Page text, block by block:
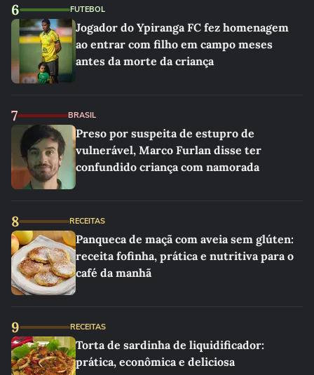
6 FUTEBOL
Jogador do Ypiranga FC fez homenagem
ao entrar com filho em campo meses
antes da morte da criança
7 BRASIL
Preso por suspeita de estupro de
vulnerável, Marco Furlan disse ter
confundido criança com namorada
8 RECEITAS
Panqueca de maçã com aveia sem glúten:
receita fofinha, prática e nutritiva para o
café da manhã
9 RECEITAS
Torta de sardinha de liquidificador:
prática, econômica e deliciosa